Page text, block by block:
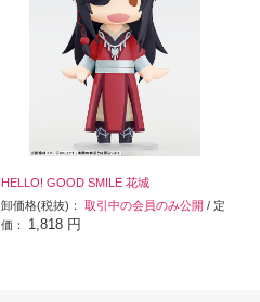
HELLO! GOOD SMILE 花城
卸価格(税抜)： 取引中の会員のみ公開 / 定
価： 1,818 円